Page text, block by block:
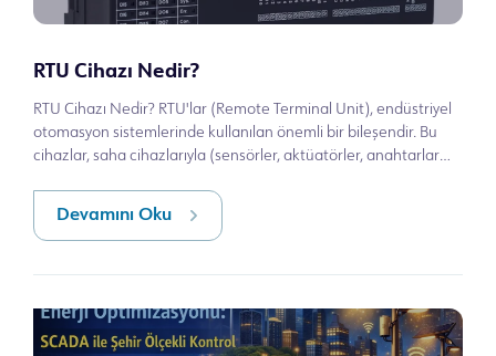
RTU Cihazı Nedir?
RTU Cihazı Nedir? RTU'lar (Remote Terminal Unit), endüstriyel
otomasyon sistemlerinde kullanılan önemli bir bileşendir. Bu
cihazlar, saha cihazlarıyla (sensörler, aktüatörler, anahtarlar
Devamını Oku